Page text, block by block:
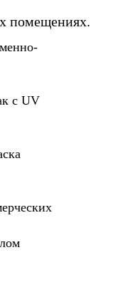
помещениях.
с UV